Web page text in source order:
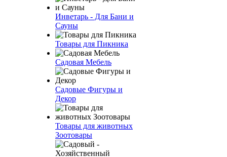
Инветарь - Для Бани и
Сауны
Товары для Пикника
Садовая Мебель
Садовые Фигуры и
Декор
Товары для животных
Зоотовары